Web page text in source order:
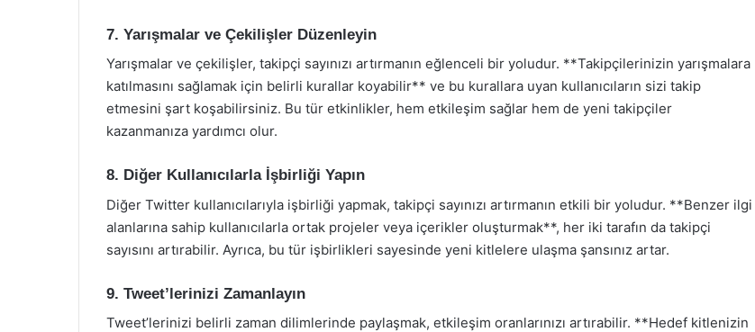
7. Yarışmalar ve Çekilişler Düzenleyin
Yarışmalar ve çekilişler, takipçi sayınızı artırmanın eğlenceli bir yoludur. **Takipçilerinizin yarışmalara
katılmasını sağlamak için belirli kurallar koyabilir** ve bu kurallara uyan kullanıcıların sizi takip
etmesini şart koşabilirsiniz. Bu tür etkinlikler, hem etkileşim sağlar hem de yeni takipçiler
kazanmanıza yardımcı olur.
8. Diğer Kullanıcılarla İşbirliği Yapın
Diğer Twitter kullanıcılarıyla işbirliği yapmak, takipçi sayınızı artırmanın etkili bir yoludur. **Benzer ilgi
alanlarına sahip kullanıcılarla ortak projeler veya içerikler oluşturmak**, her iki tarafın da takipçi
sayısını artırabilir. Ayrıca, bu tür işbirlikleri sayesinde yeni kitlelere ulaşma şansınız artar.
9. Tweet’lerinizi Zamanlayın
Tweet’lerinizi belirli zaman dilimlerinde paylaşmak, etkileşim oranlarınızı artırabilir. **Hedef kitlenizin